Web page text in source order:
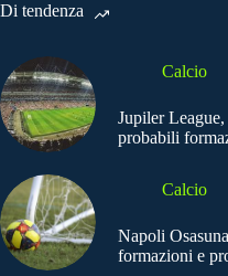
Di tendenza
Calcio
Jupiler
probabili
Calcio
Napoli
formazioni e